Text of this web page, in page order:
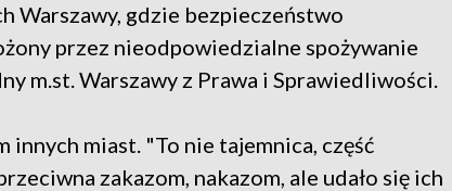
Warszawy, gdzie bezpieczeństwo
przez nieodpowiedzialne spożywanie
m.st. Warszawy z Prawa i Sprawiedliwości.
innych miast. "To nie tajemnica, część
zakazom, nakazom, ale udało się ich